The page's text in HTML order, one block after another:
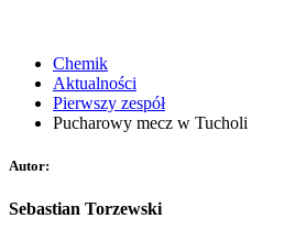
Chemik
Aktualności
Pierwszy zespół
Pucharowy mecz w Tucholi
Autor:
Sebastian Torzewski